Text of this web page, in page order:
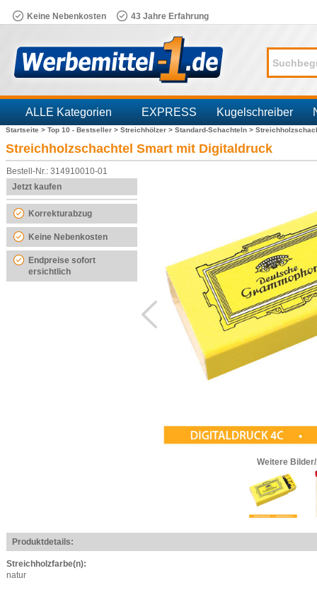
Keine Nebenkosten 43 Jahre Erfahrung
ALLE Kategorien EXPRESS Kugelschreiber
Branchen
Startseite > Top 10 - Bestseller > Streichhölzer > Standard-Schachteln >
Streichholzschachtel Smart mit Digitaldruck
Bestell-Nr.: 314910010-01
Jetzt kaufen
Korrekturabzug
Keine Nebenkosten
Endpreise sofort
ersichtlich
Weitere
Produktdetails:
Streichholzfarbe(n):
natur